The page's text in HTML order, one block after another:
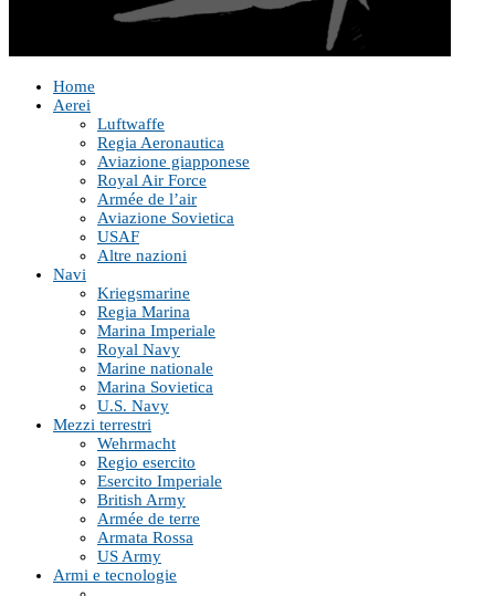
Home
Aerei
Luftwaffe
Regia Aeronautica
Aviazione giapponese
Royal Air Force
Armée de l’air
Aviazione Sovietica
USAF
Altre nazioni
Navi
Kriegsmarine
Regia Marina
Marina Imperiale
Royal Navy
Marine nationale
Marina Sovietica
U.S. Navy
Mezzi terrestri
Wehrmacht
Regio esercito
Esercito Imperiale
British Army
Armée de terre
Armata Rossa
US Army
Armi e tecnologie